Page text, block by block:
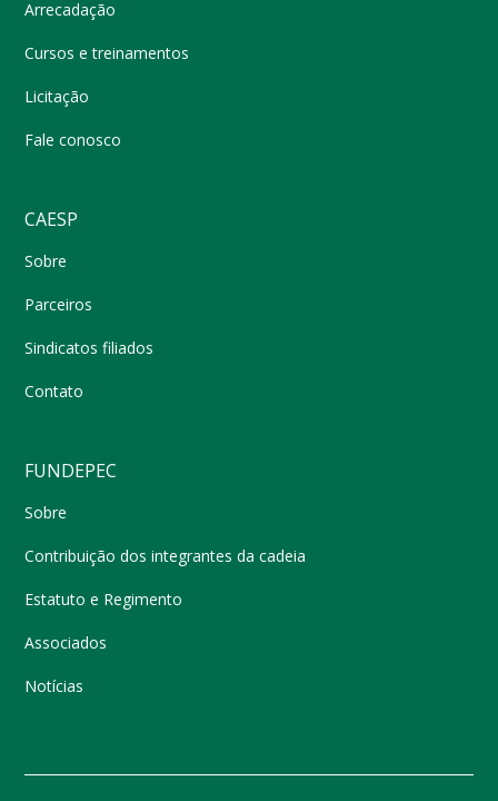
Arrecadação
Cursos e treinamentos
Licitação
Fale conosco
CAESP
Sobre
Parceiros
Sindicatos filiados
Contato
FUNDEPEC
Sobre
Contribuição dos integrantes da cadeia
Estatuto e Regimento
Associados
Notícias